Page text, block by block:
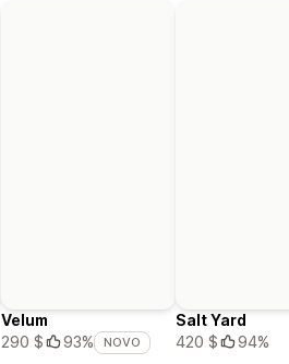
Velum
290 $
93% NOVO
Salt Yard
420 $
94%